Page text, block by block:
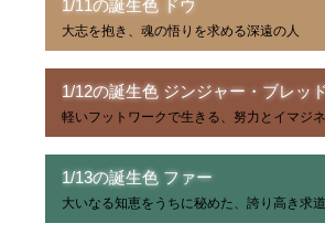
1/11の誕生色 ドウ
大志を抱き、魂の悟りを求める深遠の人
1/12の誕生色 ジンジャー・ブレッド
軽いフットワークで生きる、努力とイマジ
1/13の誕生色 ファー
大いなる知恵をうちに秘めた、誇り高き求